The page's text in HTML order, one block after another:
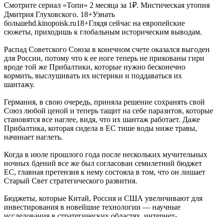
Смотрите сериал «Топи» 2 месяца за 1₽. Мистическая утопия
Дмитрия Глуховского. 18+Узнать
большеhd.kinopoisk.ru18+Глядя сейчас на европейские
сюжеты, приходишь к глобальным историческим выводам.
Распад Советского Союза в конечном счете оказался выгоден
для России, потому что к ее ноге теперь не прикованы гири
вроде той же Прибалтики, которые нужно бесконечно
кормить, выслушивать их истерики и поддаваться их
шантажу.
Германия, в свою очередь, приняла решение сохранять свой
Союз любой ценой и теперь тащит на себе паразитов, которые
становятся все наглее, видя, что их шантаж работает. Даже
Прибалтика, которая сидела в ЕС тише воды ниже травы,
начинает наглеть.
Когда в июле прошлого года после нескольких мучительных
ночных бдений все же был согласован семилетний бюджет
ЕС, главная претензия к нему состояла в том, что он лишает
Старый Свет стратегического развития.
Бюджеты, которые Китай, Россия и США увеличивают для
инвестирования в новейшие технологии — научные